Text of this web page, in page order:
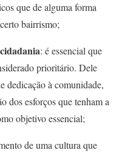
que de alguma forma
bairrismo;
: é essencial que
prioritário. Dele
dedicação à comunidade,
dos esforços que tenham a
objetivo essencial;
de uma cultura que